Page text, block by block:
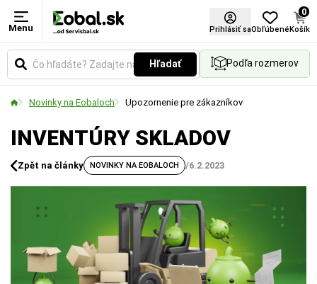
Menu Prihlásiť saObľúbené
0
Košík
Hľadať Podľa rozmerov
Novinky na Eobaloch Upozornenie pre zákazníkov
INVENTÚRY SKLADOV
Zpět na články NOVINKY NA EOBALOCH /6.2.2023